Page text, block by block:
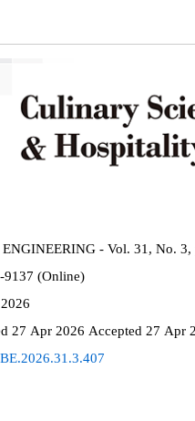
- Vol. 31, No. 3,
1226-7953 (Print) 2287-9137 (Online)
27 Apr 2026 Accepted 27 Apr